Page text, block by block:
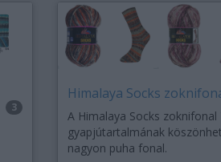
3
Himalaya Socks
A Himalaya Socks zoknifonal
gyapjútartalmának
nagyon puha fonal.